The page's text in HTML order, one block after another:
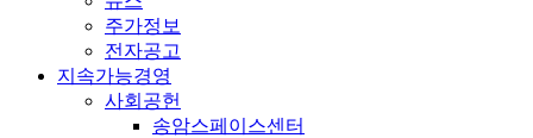
주가정보
전자공고
지속가능경영
사회공헌
송암스페이스센터